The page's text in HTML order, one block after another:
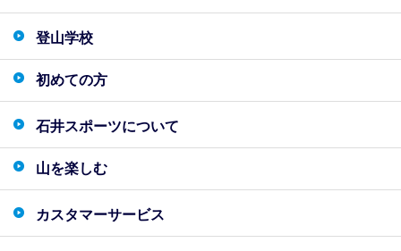
登山学校
初めての方
石井スポーツについて
山を楽しむ
カスタマーサービス